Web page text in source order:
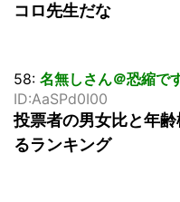
コロ先生だな
58: 名無しさん＠恐縮で
ID:AaSPd0I00
投票者の男女比と年
るランキング